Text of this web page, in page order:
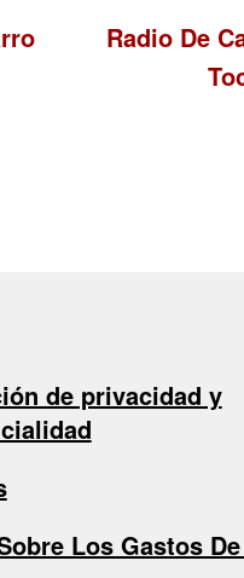
Siguiente:
Radio De
de privacidad y
Los Gastos